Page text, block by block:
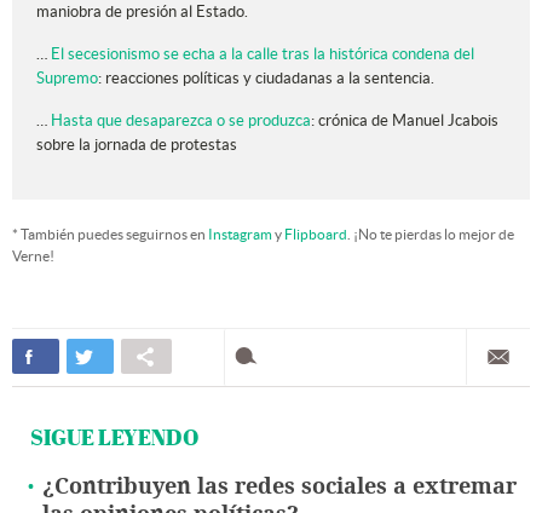
maniobra de presión al Estado.
El secesionismo se echa a la calle tras la histórica condena del
Supremo: reacciones políticas y ciudadanas a la sentencia.
Hasta que desaparezca o se produzca: crónica de Manuel Jcabois
sobre la jornada de protestas
* También puedes seguirnos en Instagramy Flipboard . ¡No te pierdas lo mejor de
Verne!
SIGUE LEYENDO
¿Contribuyen las redes sociales a extremar